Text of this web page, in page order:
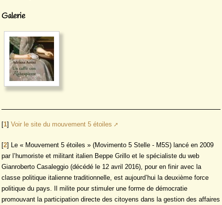
Galerie
[1] Voir le site du mouvement 5 étoiles
[2] Le « Mouvement 5 étoiles » (Movimento 5 Stelle - M5S) lancé en 2009
par l’humoriste et militant italien Beppe Grillo et le spécialiste du web
Gianroberto Casaleggio (décédé le 12 avril 2016), pour en finir avec la
classe politique italienne traditionnelle, est aujourd’hui la deuxième force
politique du pays. Il milite pour stimuler une forme de démocratie
promouvant la participation directe des citoyens dans la gestion des affaires